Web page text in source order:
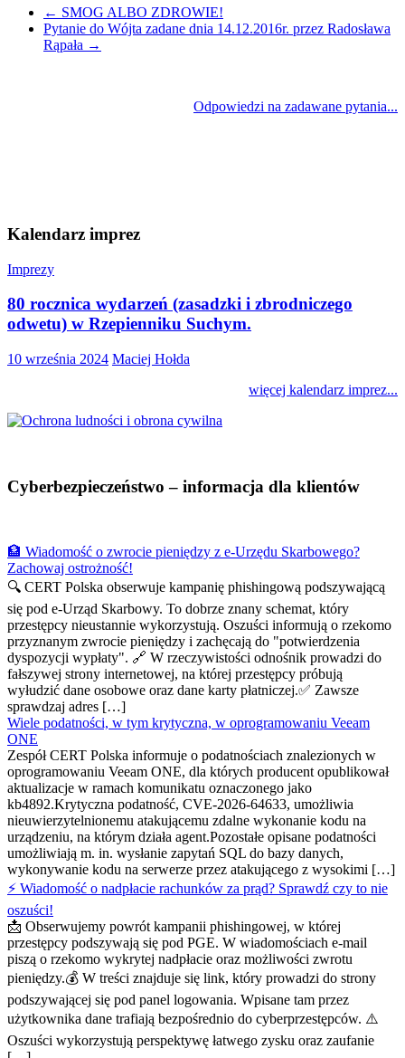
← SMOG ALBO ZDROWIE!
Pytanie do Wójta zadane dnia 14.12.2016r. przez Radosława
Rąpała →
Odpowiedzi na zadawane pytania...
Kalendarz imprez
Imprezy
80 rocznica wydarzeń (zasadzki i zbrodniczego
odwetu) w Rzepienniku Suchym.
10 września 2024 Maciej Hołda
więcej kalendarz imprez...
Cyberbezpieczeństwo – informacja dla klientów
🏦 Wiadomość o zwrocie pieniędzy z e-Urzędu Skarbowego?
Zachowaj ostrożność!
🔍 CERT Polska obserwuje kampanię phishingową podszywającą
się pod e-Urząd Skarbowy. To dobrze znany schemat, który
przestępcy nieustannie wykorzystują. Oszuści informują o rzekomo
przyznanym zwrocie pieniędzy i zachęcają do "potwierdzenia
dyspozycji wypłaty". 🔗 W rzeczywistości odnośnik prowadzi do
fałszywej strony internetowej, na której przestępcy próbują
wyłudzić dane osobowe oraz dane karty płatniczej.✅ Zawsze
sprawdzaj adres […]
Wiele podatności, w tym krytyczna, w oprogramowaniu Veeam
ONE
Zespół CERT Polska informuje o podatnościach znalezionych w
oprogramowaniu Veeam ONE, dla których producent opublikował
aktualizacje w ramach komunikatu oznaczonego jako
kb4892.Krytyczna podatność, CVE-2026-64633, umożliwia
nieuwierzytelnionemu atakującemu zdalne wykonanie kodu na
urządzeniu, na którym działa agent.Pozostałe opisane podatności
umożliwiają m. in. wysłanie zapytań SQL do bazy danych,
wykonywanie kodu na serwerze przez atakującego z wysokimi […]
⚡ Wiadomość o nadpłacie rachunków za prąd? Sprawdź czy to nie
oszuści!
📩 Obserwujemy powrót kampanii phishingowej, w której
przestępcy podszywają się pod PGE. W wiadomościach e-mail
piszą o rzekomo wykrytej nadpłacie oraz możliwości zwrotu
pieniędzy.💰 W treści znajduje się link, który prowadzi do strony
podszywającej się pod panel logowania. Wpisane tam przez
użytkownika dane trafiają bezpośrednio do cyberprzestępców. ⚠️
Oszuści wykorzystują perspektywę łatwego zysku oraz zaufanie